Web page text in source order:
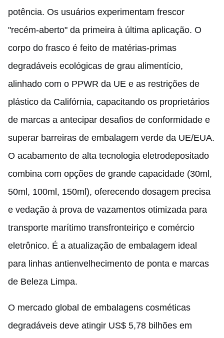
potência. Os usuários experimentam frescor
"recém-aberto" da primeira à última aplicação. O
corpo do frasco é feito de matérias-primas
degradáveis ecológicas de grau alimentício,
alinhado com o PPWR da UE e as restrições de
plástico da Califórnia, capacitando os proprietários
de marcas a antecipar desafios de conformidade e
superar barreiras de embalagem verde da UE/EUA.
O acabamento de alta tecnologia eletrodepositado
combina com opções de grande capacidade (30ml,
50ml, 100ml, 150ml), oferecendo dosagem precisa
e vedação à prova de vazamentos otimizada para
transporte marítimo transfronteiriço e comércio
eletrônico. É a atualização de embalagem ideal
para linhas antienvelhecimento de ponta e marcas
de Beleza Limpa.
O mercado global de embalagens cosméticas
degradáveis deve atingir US$ 5,78 bilhões em